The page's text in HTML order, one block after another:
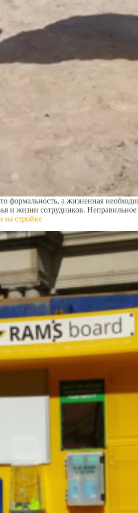
формальность, а жизненная
и жизни сотрудников.
на стройке